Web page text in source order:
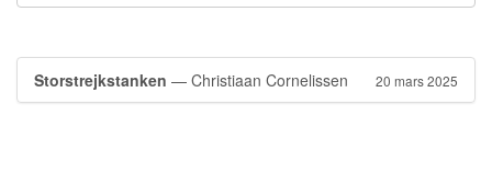
Storstrejkstanken — Christiaan Cornelissen 20 mars 2025